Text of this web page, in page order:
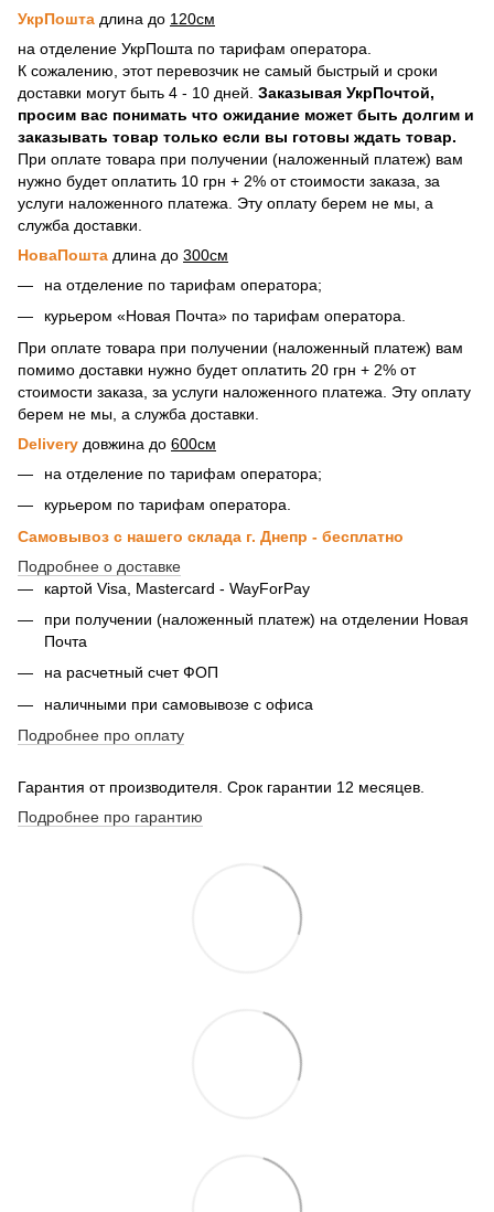
УкрПошта длина до 120см
на отделение УкрПошта по тарифам оператора.
К сожалению, этот перевозчик не самый быстрый и сроки
доставки могут быть 4 - 10 дней. Заказывая УкрПочтой,
просим вас понимать что ожидание может быть долгим и
заказывать товар только если вы готовы ждать товар.
При оплате товара при получении (наложенный платеж) вам
нужно будет оплатить 10 грн + 2% от стоимости заказа, за
услуги наложенного платежа. Эту оплату берем не мы, а
служба доставки.
НоваПошта длина до 300см
на отделение по тарифам оператора;
курьером «Новая Почта» по тарифам оператора.
При оплате товара при получении (наложенный платеж) вам
помимо доставки нужно будет оплатить 20 грн + 2% от
стоимости заказа, за услуги наложенного платежа. Эту оплату
берем не мы, а служба доставки.
Delivery довжина до 600см
на отделение по тарифам оператора;
курьером по тарифам оператора.
Самовывоз с нашего склада г. Днепр - бесплатно
Подробнее о доставке
картой Visa, Mastercard - WayForPay
при получении (наложенный платеж) на отделении Новая
Почта
на расчетный счет ФОП
наличными при самовывозе с офиса
Подробнее про оплату
Гарантия от производителя. Срок гарантии 12 месяцев.
Подробнее про гарантию